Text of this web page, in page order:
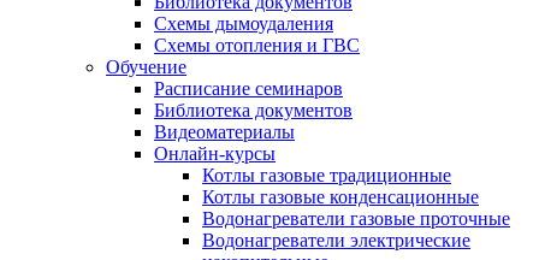
Схемы дымоудаления
Схемы отопления и ГВС
Обучение
Расписание семинаров
Библиотека документов
Видеоматериалы
Онлайн-курсы
Котлы газовые традиционные
Котлы газовые конденсационные
Водонагреватели газовые проточные
Водонагреватели электрические